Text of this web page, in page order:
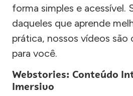
forma simples e acessível.
daqueles que aprende
prática, nossos vídeos são
para você.
Webstories: Conteúdo
Imersivo